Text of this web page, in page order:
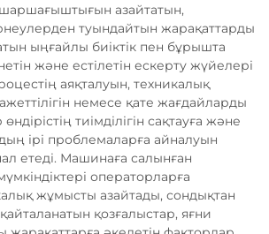
азайтатын,
туындайтын жарақаттарды
ыңғайлы биіктік пен бұрышта
және естілетін ескерту жүйелері
аяқталуын, техникалық
немесе қате жағдайларды
тиімділігін сақтауға және
ірі проблемаларға айналуын
етеді. Машинаға салынған
операторларға
жұмысты азайтады, сондықтан
қозғалыстар, яғни